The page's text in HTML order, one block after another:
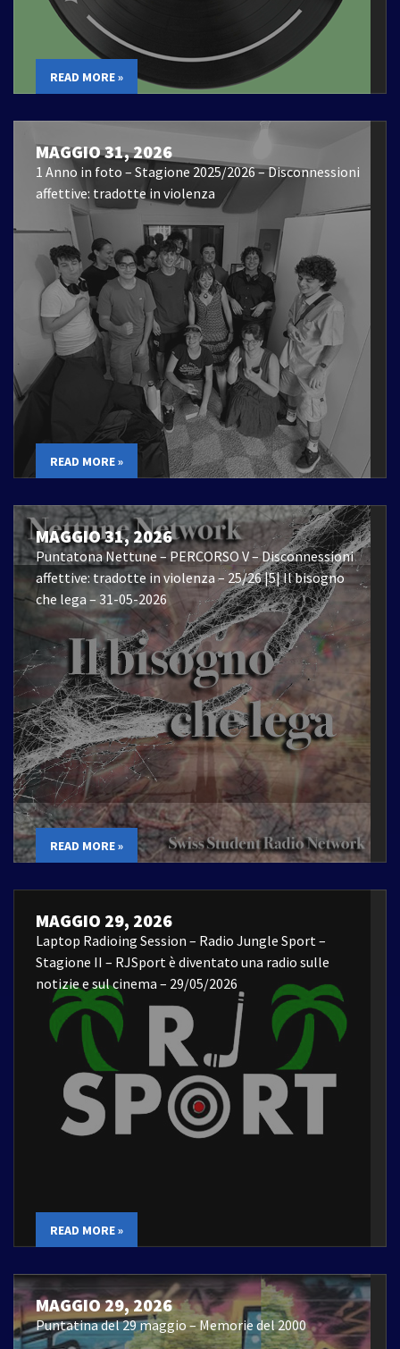
READ MORE »
MAGGIO 31, 2026
1 Anno in foto – Stagione 2025/2026 – Disconnessioni
affettive: tradotte in violenza
READ MORE »
MAGGIO 31, 2026
Puntatona Nettune – PERCORSO V – Disconnessioni
affettive: tradotte in violenza – 25/26 |5| Il bisogno
che lega – 31-05-2026
READ MORE »
MAGGIO 29, 2026
Laptop Radioing Session – Radio Jungle Sport –
Stagione II – RJSport è diventato una radio sulle
notizie e sul cinema – 29/05/2026
READ MORE »
MAGGIO 29, 2026
Puntatina del 29 maggio – Memorie del 2000